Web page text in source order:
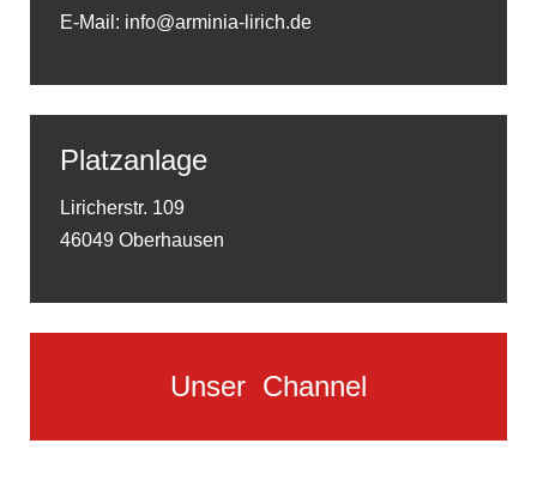
E-Mail: info@arminia-lirich.de
Platzanlage
Liricherstr. 109
46049 Oberhausen
Unser Channel